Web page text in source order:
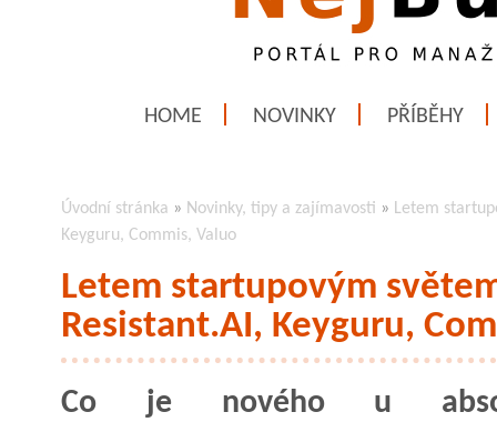
HOME NOVINKY PŘÍBĚHY
Úvodní stránka » Novinky, tipy a zajímavosti » Letem
Keyguru, Commis, Valuo
Letem startupovým
Resistant.AI, Keyguru,
Co je nového u